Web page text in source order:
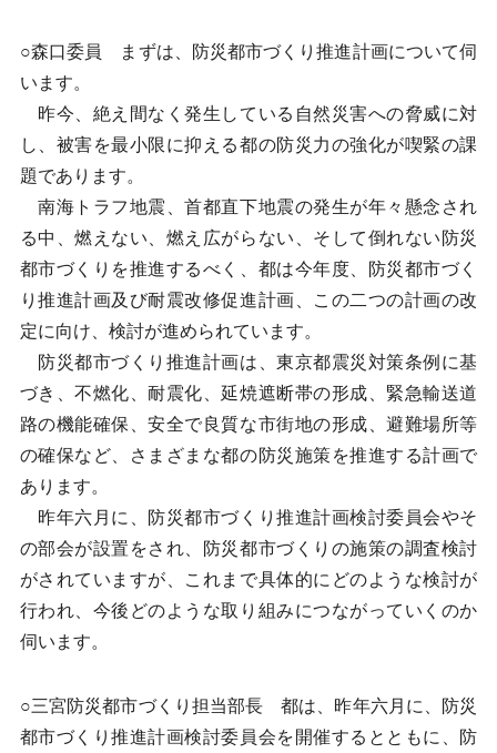
○森口委員 まずは、防災都市づくり推進計画について伺
います。
昨今、絶え間なく発生している自然災害への脅威に対
し、被害を最小限に抑える都の防災力の強化が喫緊の課
題であります。
南海トラフ地震、首都直下地震の発生が年々懸念され
る中、燃えない、燃え広がらない、そして倒れない防災
都市づくりを推進するべく、都は今年度、防災都市づく
り推進計画及び耐震改修促進計画、この二つの計画の改
定に向け、検討が進められています。
防災都市づくり推進計画は、東京都震災対策条例に基
づき、不燃化、耐震化、延焼遮断帯の形成、緊急輸送道
路の機能確保、安全で良質な市街地の形成、避難場所等
の確保など、さまざまな都の防災施策を推進する計画で
あります。
昨年六月に、防災都市づくり推進計画検討委員会やそ
の部会が設置をされ、防災都市づくりの施策の調査検討
がされていますが、これまで具体的にどのような検討が
行われ、今後どのような取り組みにつながっていくのか
伺います。
○三宮防災都市づくり担当部長 都は、昨年六月に、防災
都市づくり推進計画検討委員会を開催するとともに、防